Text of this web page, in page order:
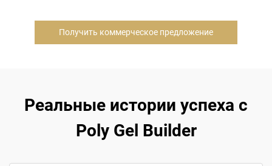
Получить коммерческое предложение
Реальные истории успеха с
Poly Gel Builder